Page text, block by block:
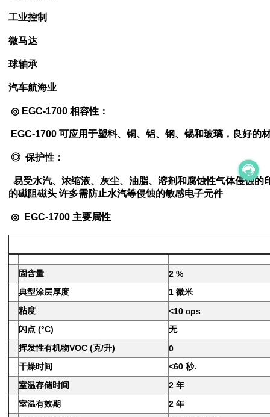
工业控制
微马达
球轴承
汽车航海业
◎ EGC-1700 相容性：
EGC-1700 可应用于塑料、铜、铝、钢、锡和玻璃，良好的
◎ 保护性：
易受水汽、浓缩液、灰尘、油脂、溶剂和腐蚀性气体侵蚀
的磁阻磁头 许多需防止水汽等侵蚀的敏感电子元件
◎ EGC-1700 主要属性
固含量
2 %
典型涂层厚度
1 微米
粘度
<10 cps
闪点 (°C)
无
挥发性有机物VOC (克/升)
0
干燥时间
<60 秒.
室温存储时间
2 年
室温有效期
2 年